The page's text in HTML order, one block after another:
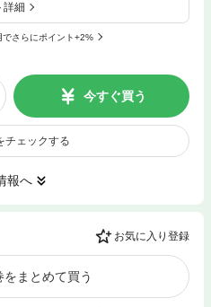
詳細
でさらにポイント+2%
今すぐ買う
チェックする
報へ
お気に入り登録
をまとめて買う